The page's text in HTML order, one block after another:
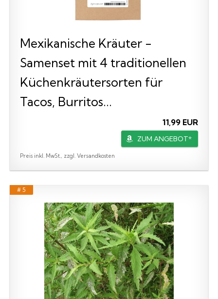
Mexikanische Kräuter -
Samenset mit 4 traditionellen
Küchenkräutersorten für
Tacos, Burritos...
11,99 EUR
ZUM ANGEBOT*
Preis inkl. MwSt., zzgl. Versandkosten
# 5